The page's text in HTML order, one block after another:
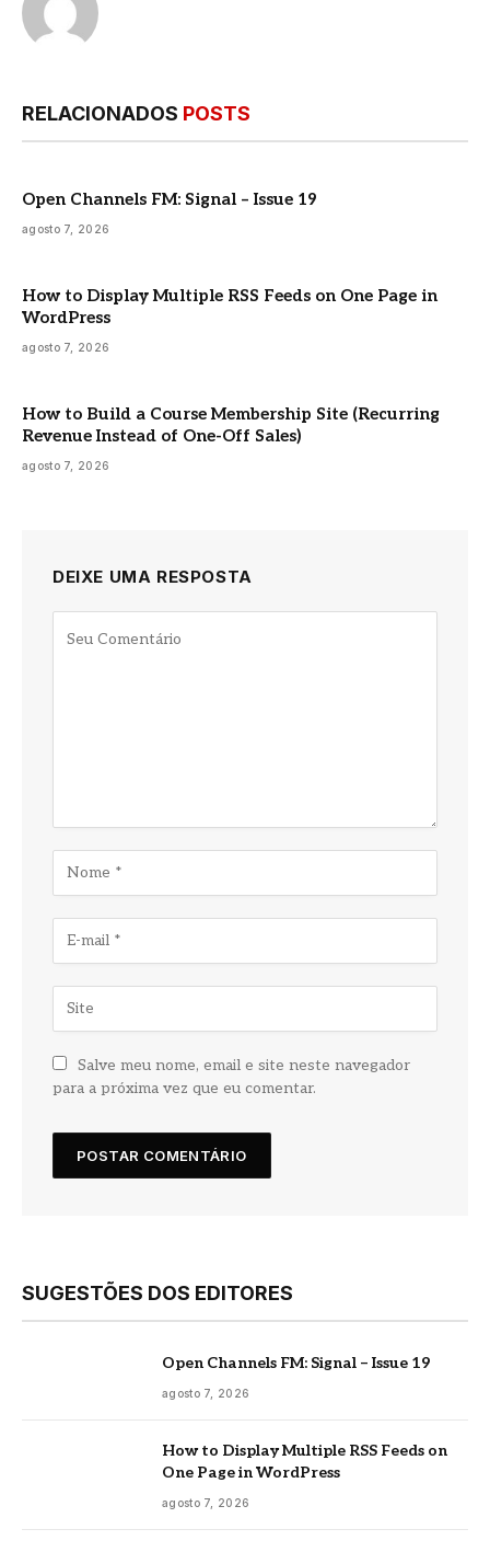
RELACIONADOS POSTS
Open Channels FM: Signal – Issue 19
agosto 7, 2026
How to Display Multiple RSS Feeds on One Page in
WordPress
agosto 7, 2026
How to Build a Course Membership Site (Recurring
Revenue Instead of One-Off Sales)
agosto 7, 2026
DEIXE UMA RESPOSTA
Salve meu nome, email e site neste navegador
para a próxima vez que eu comentar.
SUGESTÕES DOS EDITORES
Open Channels FM: Signal – Issue 19
agosto 7, 2026
How to Display Multiple RSS Feeds on
One Page in WordPress
agosto 7, 2026